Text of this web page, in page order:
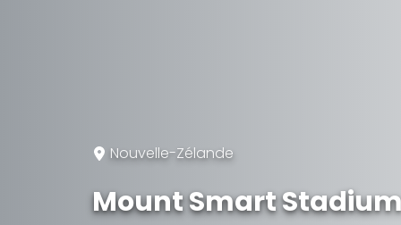
Nouvelle-Zélande
Mount Smart